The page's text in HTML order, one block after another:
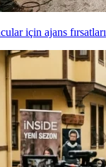
için ajans fırsatları